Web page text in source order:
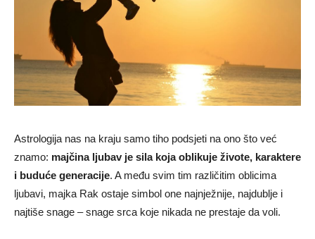
Astrologija nas na kraju samo tiho podsjeti na ono što već
znamo: majčina ljubav je sila koja oblikuje živote, karaktere
i buduće generacije. A među svim tim različitim oblicima
ljubavi, majka Rak ostaje simbol one najnježnije, najdublje i
najtiše snage – snage srca koje nikada ne prestaje da voli.